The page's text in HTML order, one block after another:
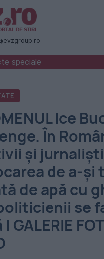
speciale
Ice
În
și
de a-și
de apă cu
se
GALERIE